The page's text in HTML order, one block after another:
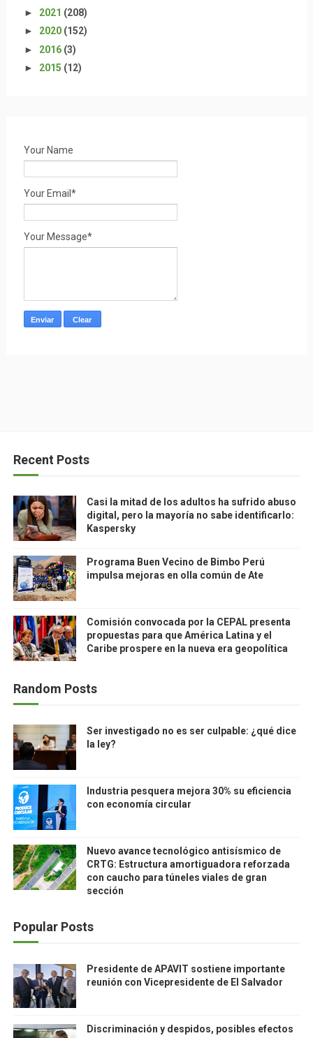
► 2021 (208)
► 2020 (152)
► 2016 (3)
► 2015 (12)
Your Name
Your Email*
Your Message*
Recent Posts
Casi la mitad de los adultos ha sufrido abuso
digital, pero la mayoría no sabe identificarlo:
Kaspersky
Programa Buen Vecino de Bimbo Perú
impulsa mejoras en olla común de Ate
Comisión convocada por la CEPAL presenta
propuestas para que América Latina y el
Caribe prospere en la nueva era geopolítica
Random Posts
Ser investigado no es ser culpable: ¿qué dice
la ley?
Industria pesquera mejora 30% su eficiencia
con economía circular
Nuevo avance tecnológico antisísmico de
CRTG: Estructura amortiguadora reforzada
con caucho para túneles viales de gran
sección
Popular Posts
Presidente de APAVIT sostiene importante
reunión con Vicepresidente de El Salvador
Discriminación y despidos, posibles efectos